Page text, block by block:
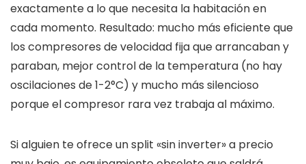
exactamente a lo que necesita la habitación en
cada momento. Resultado: mucho más eficiente que
los compresores de velocidad fija que arrancaban y
paraban, mejor control de la temperatura (no hay
oscilaciones de 1-2°C) y mucho más silencioso
porque el compresor rara vez trabaja al máximo.
Si alguien te ofrece un split «sin inverter» a precio